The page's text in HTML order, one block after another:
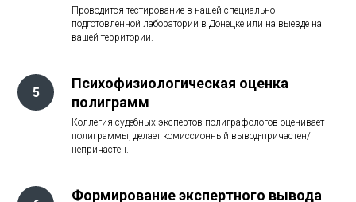
Проводится тестирование в нашей специально
подготовленной лаборатории в Донецке или на выезде на
вашей территории.
Психофизиологическая оценка
полиграмм
Коллегия судебных экспертов полиграфологов оценивает
полиграммы, делает комиссионный вывод-причастен/
непричастен.
Формирование экспертного вывода